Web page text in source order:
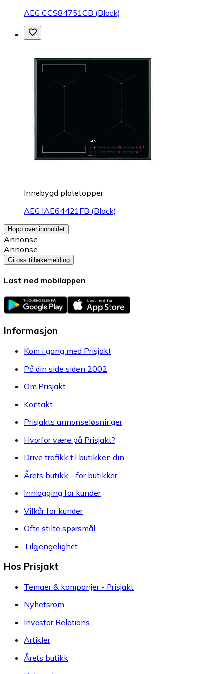
AEG CCS84751CB (Black)
Innebygd platetopper
AEG IAE64421FB (Black)
Hopp over innholdet
Annonse
Annonse
Gi oss tilbakemelding
Last ned mobilappen
Informasjon
Kom i gang med Prisjakt
På din side siden 2002
Om Prisjakt
Kontakt
Prisjakts annonseløsninger
Hvorfor være på Prisjakt?
Drive trafikk til butikken din
Årets butikk – for butikker
Innlogging for kunder
Vilkår for kunder
Ofte stilte spørsmål
Tilgjengelighet
Hos Prisjakt
Temaer & kampanjer - Prisjakt
Nyhetsrom
Investor Relations
Artikler
Årets butikk